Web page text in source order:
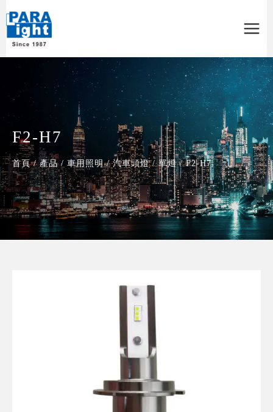
Menu
F2-H7
首頁 / 產品 / 車用照明 / 汽車頭燈 / 單燈 / F2-H7